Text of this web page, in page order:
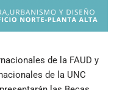
de la FAUD y
de la UNC